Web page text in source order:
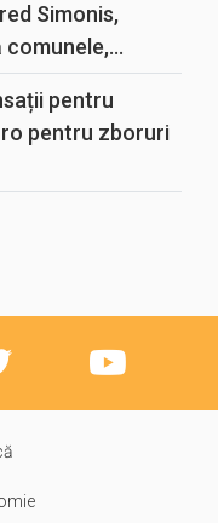
Simonis,
pentru
pentru zboruri